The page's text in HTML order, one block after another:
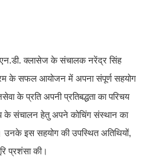
एन.डी. क्लासेज के संचालक नरेंद्र सिंह
के सफल आयोजन में अपना संपूर्ण सहयोग
के प्रति अपनी प्रतिबद्धता का परिचय
संचालन हेतु अपने कोचिंग संस्थान का
उनके इस सहयोग की उपस्थित अतिथियों,
प्रशंसा की।